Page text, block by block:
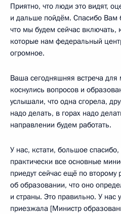
Приятно, что люди это видят,
и дальше пойдём. Спасибо Вам
что мы будем сейчас включать,
которые нам федеральный
огромное.
Ваша сегодняшняя встреча
коснулись вопросов и
услышали, что одна сгорела,
надо делать, в горах надо
направлении будем работать.
У нас, кстати, большое
практически все основные
приедут сейчас ещё по второму
об образовании, что оно
и страны. Это правильно. У нас
приезжала [Министр